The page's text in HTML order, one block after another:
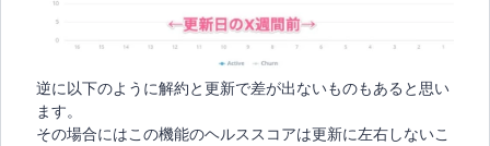
逆に以下のように解約と更新で差が出ないものもあると思い
ます。
その場合にはこの機能のヘルススコアは更新に左右しないこ